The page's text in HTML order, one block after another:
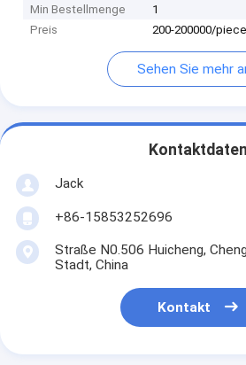
Min Bestellmenge
1
Preis
200-200000/piece
Sehen Sie mehr
Kontaktdaten
Jack
+86-15853252696
Straße N0.506 Huicheng,
Stadt, China
Kontakt